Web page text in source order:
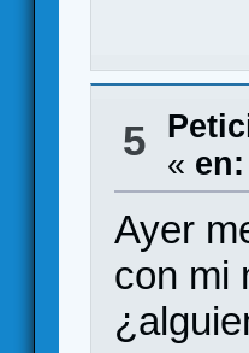
5
« en:
Ayer
con mi